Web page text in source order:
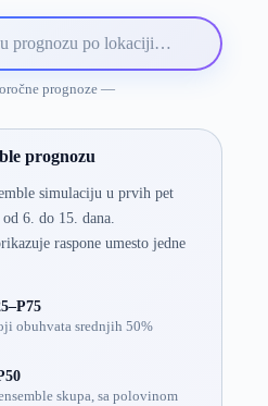
prognoze —
prognozu
simulaciju u prvih pet
6. do 15. dana.
raspone umesto jedne
obuhvata srednjih 50%
skupa, sa polovinom